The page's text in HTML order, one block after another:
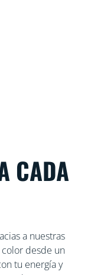
CADA
a nuestras
color desde un
tu energía y